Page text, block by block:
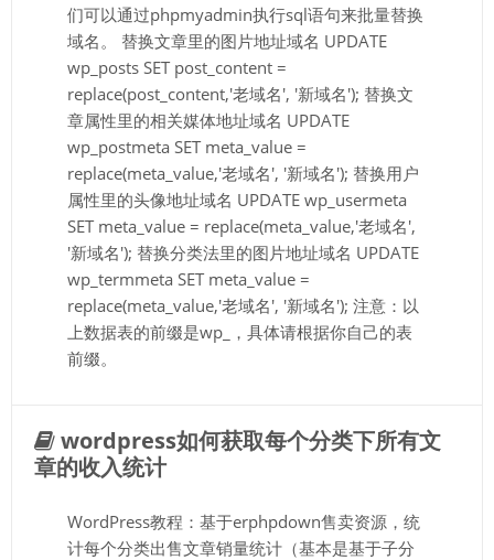
们可以通过phpmyadmin执行sql语句来批量替换
域名。 替换文章里的图片地址域名 UPDATE
wp_posts SET post_content =
replace(post_content,'老域名', '新域名'); 替换文
章属性里的相关媒体地址域名 UPDATE
wp_postmeta SET meta_value =
replace(meta_value,'老域名', '新域名'); 替换用户
属性里的头像地址域名 UPDATE wp_usermeta
SET meta_value = replace(meta_value,'老域名',
'新域名'); 替换分类法里的图片地址域名 UPDATE
wp_termmeta SET meta_value =
replace(meta_value,'老域名', '新域名'); 注意：以
上数据表的前缀是wp_，具体请根据你自己的表
前缀。
wordpress如何获取每个分类下所有文
章的收入统计
WordPress教程：基于erphpdown售卖资源，统
计每个分类出售文章销量统计（基本是基于子分